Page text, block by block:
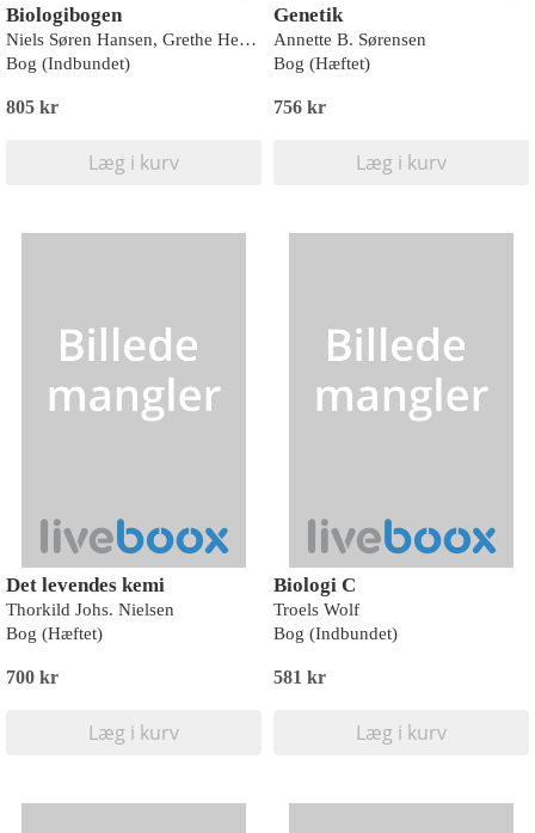
Biologibogen
Niels Søren Hansen, Grethe Hestbech, Ingelise Kahl og Lisbet Marcussen
Bog (Indbundet)
805 kr
Læg i kurv
Genetik
Annette B. Sørensen
Bog (Hæftet)
756 kr
Læg i kurv
Det levendes kemi
Thorkild Johs. Nielsen
Bog (Hæftet)
700 kr
Læg i kurv
Biologi C
Troels Wolf
Bog (Indbundet)
581 kr
Læg i kurv